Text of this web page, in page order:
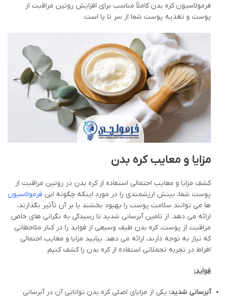
فرمولاسیون کره بدن کاملاً مناسب برای افزایش روتین مراقبت از
پوست و تغذیه پوست شما از سر تا پا است.
مزایا و معایب کره بدن
کشف مزایا و معایب احتمالی استفاده از کره بدن در روتین مراقبت از
پوست شما، بینش ارزشمندی را در مورد اینکه چگونه این فرمولاسیون
ها می توانند سلامت پوست را بهبود بخشند یا بر آن تأثیر بگذارند،
ارائه می دهد. از تامین آبرسانی شدید تا رسیدگی به نگرانی های خاص
مراقبت از پوست، کره بدن طیف وسیعی از فواید را در کنار ملاحظاتی
که نیاز به توجه دارند، ارائه می دهد. بیایید مزایا و معایب احتمالی
افراط در تجربه تجملاتی استفاده از کره بدن را کشف کنیم.
فواید:
آبرسانی شدید: یکی از مزایای اصلی کره بدن توانایی آن در آبرسانی